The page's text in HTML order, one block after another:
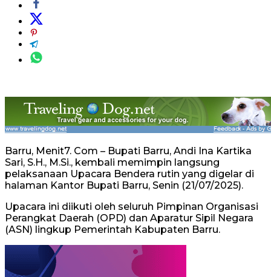
Barru, Menit7. Com – Bupati Barru, Andi Ina Kartika
Sari, S.H., M.Si., kembali memimpin langsung
pelaksanaan Upacara Bendera rutin yang digelar di
halaman Kantor Bupati Barru, Senin (21/07/2025).
Upacara ini diikuti oleh seluruh Pimpinan Organisasi
Perangkat Daerah (OPD) dan Aparatur Sipil Negara
(ASN) lingkup Pemerintah Kabupaten Barru.